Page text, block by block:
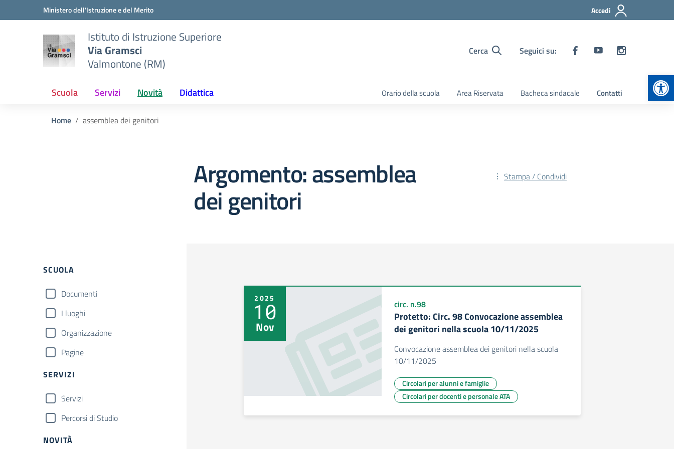
Vai ai contenuti
Vai al menu di navigazioneMinistero dell'Istruzione e del Merito Accedi
Istituto di Istruzione Superiore
Via Gramsci
Valmontone (RM)
Cerca Seguici su:
Scuola Servizi Novità Didattica Orario della scuola Area Riservata Bacheca sindacale Contatti
Home assemblea dei genitori
Argomento: assemblea
dei genitori
Stampa / Condividi
Filtri
SCUOLA
Documenti
I luoghi
Organizzazione
Pagine
SERVIZI
Servizi
Percorsi di Studio
NOVITÀ
2025
10
Nov
circ. n.98
Protetto: Circ. 98 Convocazione assemblea
dei genitori nella scuola 10/11/2025
Convocazione assemblea dei genitori nella scuola
10/11/2025
Circolari per alunni e famiglie
Circolari per docenti e personale ATA